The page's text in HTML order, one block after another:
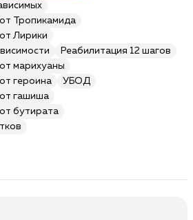
Тропикамида
Лирики
Реабилитация 12 шагов
марихуаны
героина
УБОД
гашиша
бутирата